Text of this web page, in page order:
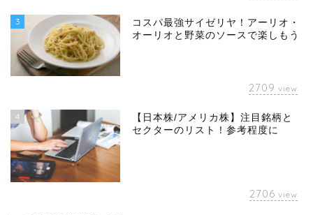
3
コスパ最強サイゼリヤ！アーリオ・
オーリオと野菜のソースで楽しもう
2709 view
4
【日本株/アメリカ株】注目銘柄と
セクターのリスト！参考程度に
2706 view